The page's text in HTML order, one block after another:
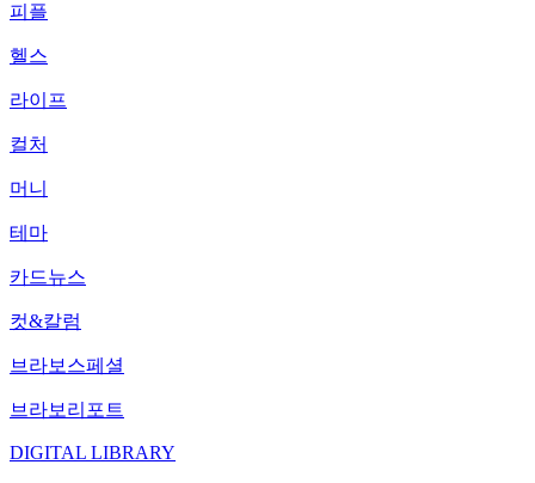
피플
헬스
라이프
컬처
머니
테마
카드뉴스
컷&칼럼
브라보스페셜
브라보리포트
DIGITAL LIBRARY